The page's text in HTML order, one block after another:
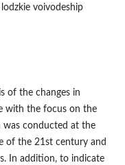
voivodeship
of the changes in
with the focus on the
was conducted at the
of the 21st century and
In addition, to indicate